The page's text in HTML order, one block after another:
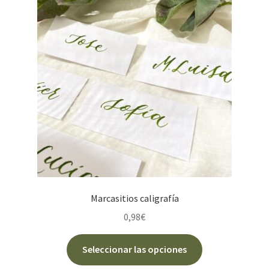
Marcasitios caligrafía
0,98€
Seleccionar las opciones
producto